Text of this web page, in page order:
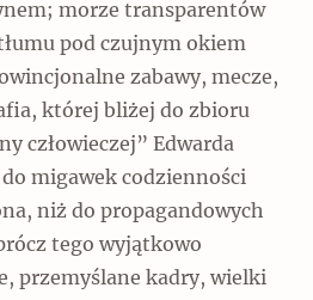
morze transparentów
pod czujnym okiem
zabawy, mecze,
której bliżej do zbioru
człowieczej” Edwarda
migawek codzienności
niż do propagandowych
tego wyjątkowo
przemyślane kadry, wielki